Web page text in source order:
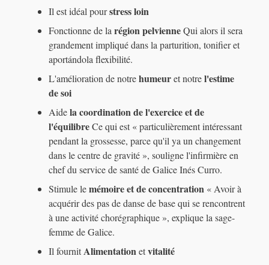
Il est idéal pourstress loin
Fonctionne de larégion pelvienneQui alors il sera
grandement impliqué dans la parturition, tonifier et
aportándola flexibilité.
L'amélioration de notrehumeuret notrel'estime
de soi
Aidela coordination de l'exercice et de
l'équilibreCe qui est « particulièrement intéressant
pendant la grossesse, parce qu'il ya un changement
dans le centre de gravité », souligne l'infirmière en
chef du service de santé de Galice Inés Curro.
Stimule lemémoire et de concentration « Avoir à
acquérir des pas de danse de base qui se rencontrent
à une activité chorégraphique », explique la sage-
femme de Galice.
Il fournitAlimentationetvitalité